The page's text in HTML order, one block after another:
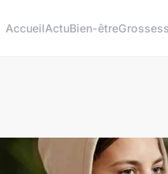
AccueilActuBien-être